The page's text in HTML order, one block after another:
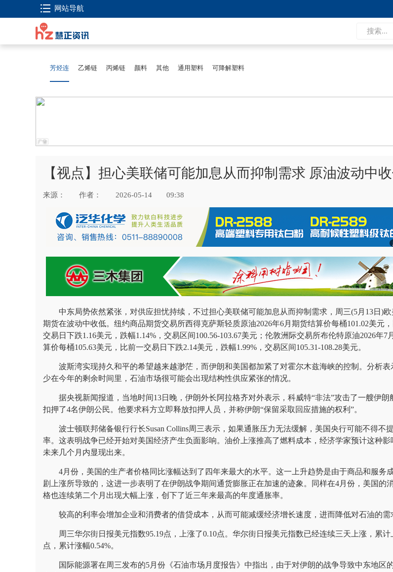
网站导航
芳烃连 乙烯链 丙烯链 颜料 其他 通用塑料 可降解塑料
【视点】担心美联储可能加息从而抑制需求 原油波动中
来源： 作者： 2026-05-14 09:38
中东局势依然紧张，对供应担忧持续，不过担心美联储可能加息从而抑制需求，周三(5月13日)欧
期货在波动中收低。纽约商品期货交易所西得克萨斯轻质原油2026年6月期货结算价每桶101.02美元
交易日下跌1.16美元，跌幅1.14%，交易区间100.56-103.67美元；伦敦洲际交易所布伦特原油2026年7
算价每桶105.63美元，比前一交易日下跌2.14美元，跌幅1.99%，交易区间105.31-108.28美元。
波斯湾实现持久和平的希望越来越渺茫，而伊朗和美国都加紧了对霍尔木兹海峡的控制。分析表
少在今年的剩余时间里，石油市场很可能会出现结构性供应紧张的情况。
据央视新闻报道，当地时间13日晚，伊朗外长阿拉格齐对外表示，科威特“非法”攻击了一艘伊朗
扣押了4名伊朗公民。他要求科方立即释放扣押人员，并称伊朗“保留采取回应措施的权利”。
波士顿联邦储备银行行长Susan Collins周三表示，如果通胀压力无法缓解，美国央行可能不得不
率。这表明战争已经开始对美国经济产生负面影响。油价上涨推高了燃料成本，经济学家预计这种影
未来几个月内显现出来。
4月份，美国的生产者价格同比涨幅达到了四年来最大的水平。这一上升趋势是由于商品和服务
剧上涨所导致的，这进一步表明了在伊朗战争期间通货膨胀正在加速的迹象。同样在4月份，美国的
格也连续第二个月出现大幅上涨，创下了近三年来最高的年度通胀率。
较高的利率会增加企业和消费者的借贷成本，从而可能减缓经济增长速度，进而降低对石油的需
周三华尔街日报美元指数95.19点，上涨了0.10点。华尔街日报美元指数已经连续三天上涨，累计
点，累计涨幅0.54%。
国际能源署在周三发布的5月份《石油市场月度报告》中指出，由于对伊朗的战争导致中东地区